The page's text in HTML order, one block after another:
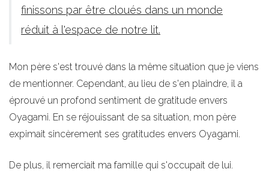
finissons par être cloués dans un monde
réduit à l'espace de notre lit.
Mon père s'est trouvé dans la même situation que je viens
de mentionner. Cependant, au lieu de s'en plaindre, il a
éprouvé un profond sentiment de gratitude envers
Oyagami. En se réjouissant de sa situation, mon père
expimait sincèrement ses gratitudes envers Oyagami.
De plus, il remerciait ma famille qui s'occupait de lui.